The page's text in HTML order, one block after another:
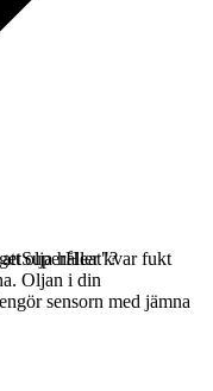
olja håller kvar fukt
Oljan i din
sensorn med jämna